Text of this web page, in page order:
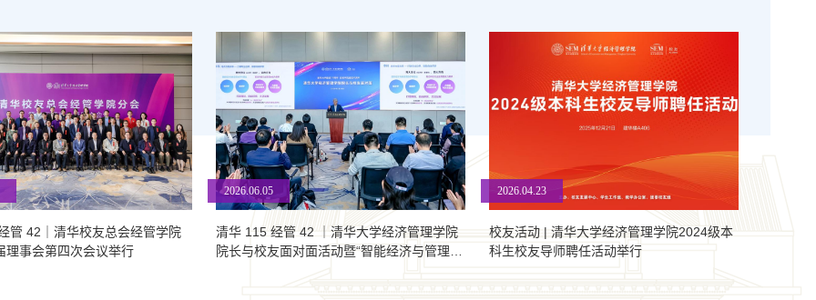
管 42｜清华校友总会经管学院
理事会第四次会议举行
2026.06.05
清华 115 经管 42 ｜清华大学经济管理学院
院长与校友面对面活动暨“智能经济与管理：
2026.04.23
校友活动 | 清华大学经济管理学院2024级本
科生校友导师聘任活动举行